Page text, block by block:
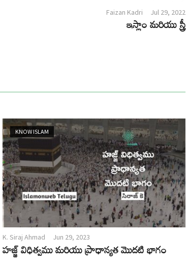
Faizan Kadri Jul 29, 2022
ఇస్లాం మరియు స్త్రీ
KNOW ISLAM
K. Siraj Ahmad Jun 29, 2023
హజ్జ్ విధిత్వము మరియు ప్రాధాన్యత మొదటి భాగం